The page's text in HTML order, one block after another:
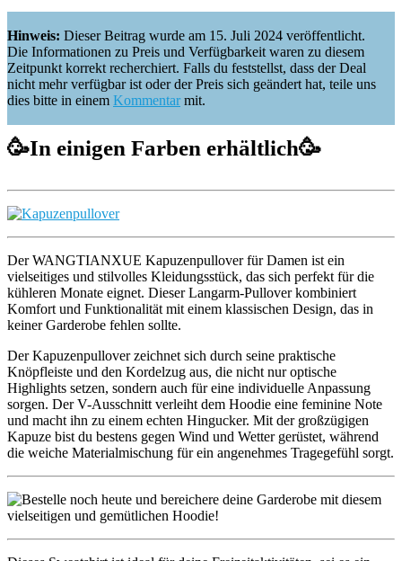
Hinweis: Dieser Beitrag wurde am 15. Juli 2024 veröffentlicht.
Die Informationen zu Preis und Verfügbarkeit waren zu diesem
Zeitpunkt korrekt recherchiert. Falls du feststellst, dass der Deal
nicht mehr verfügbar ist oder der Preis sich geändert hat, teile uns
dies bitte in einem Kommentarmit.
🥳In einigen Farben erhältlich🥳
Der WANGTIANXUE Kapuzenpullover für Damen ist ein
vielseitiges und stilvolles Kleidungsstück, das sich perfekt für die
kühleren Monate eignet. Dieser Langarm-Pullover kombiniert
Komfort und Funktionalität mit einem klassischen Design, das in
keiner Garderobe fehlen sollte.
Der Kapuzenpullover zeichnet sich durch seine praktische
Knöpfleiste und den Kordelzug aus, die nicht nur optische
Highlights setzen, sondern auch für eine individuelle Anpassung
sorgen. Der V-Ausschnitt verleiht dem Hoodie eine feminine Note
und macht ihn zu einem echten Hingucker. Mit der großzügigen
Kapuze bist du bestens gegen Wind und Wetter gerüstet, während
die weiche Materialmischung für ein angenehmes Tragegefühl sorgt.